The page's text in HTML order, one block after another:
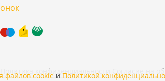
Политика конфиденциальности Согласие на
файлов cookie и Политикой